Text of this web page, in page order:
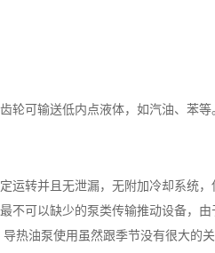
轮可输送低内点液体，如汽油、苯等
运转并且无泄漏，无附加冷却系统
不可以缺少的泵类传输推动设备，
热油泵使用虽然跟季节没有很大的